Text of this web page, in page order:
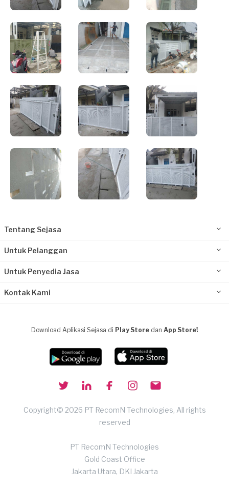
Tentang Sejasa
Untuk Pelanggan
Untuk Penyedia Jasa
Kontak Kami
Download Aplikasi Sejasa di Play Store dan App Store!
Copyright© 2026 PT RecomN Technologies, All rights
reserved
PT RecomN Technologies
Gold Coast Office
Jakarta Utara, DKI Jakarta